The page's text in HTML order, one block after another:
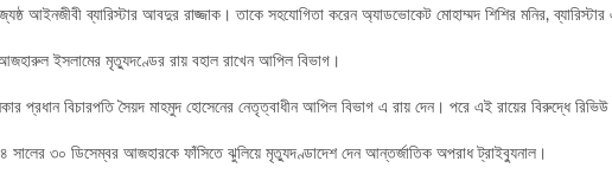
ব্যারিস্টার আবদুর রাজ্জাক। তাকে সহযোগিতা করেন অ্যাডভোকেট মোহাম্মদ শিশির মনির, ব্যারিস্টার
ইসলামের মৃত্যুদণ্ডের রায় বহাল রাখেন আপিল বিভাগ।
প্রধান বিচারপতি সৈয়দ মাহমুদ হোসেনের নেতৃত্বাধীন আপিল বিভাগ এ রায় দেন। পরে এই রায়ের বিরুদ্ধে
সালের ৩০ ডিসেম্বর আজহারকে ফাঁসিতে ঝুলিয়ে মৃত্যুদণ্ডাদেশ দেন আন্তর্জাতিক অপরাধ ট্রাইব্যুনাল।